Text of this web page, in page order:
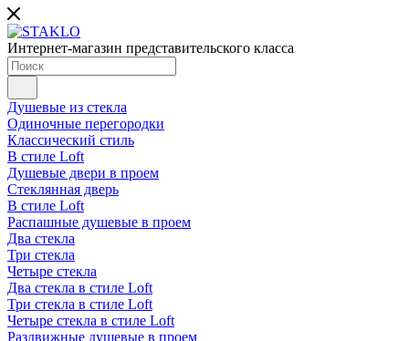
Интернет-магазин представительского класса
Душевые из стекла
Одиночные перегородки
Классический стиль
В стиле Loft
Душевые двери в проем
Стеклянная дверь
В стиле Loft
Распашные душевые в проем
Два стекла
Три стекла
Четыре стекла
Два стекла в стиле Loft
Три стекла в стиле Loft
Четыре стекла в стиле Loft
Раздвижные душевые в проем